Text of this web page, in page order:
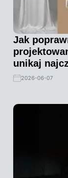
Jak
unikaj
2026-06-07